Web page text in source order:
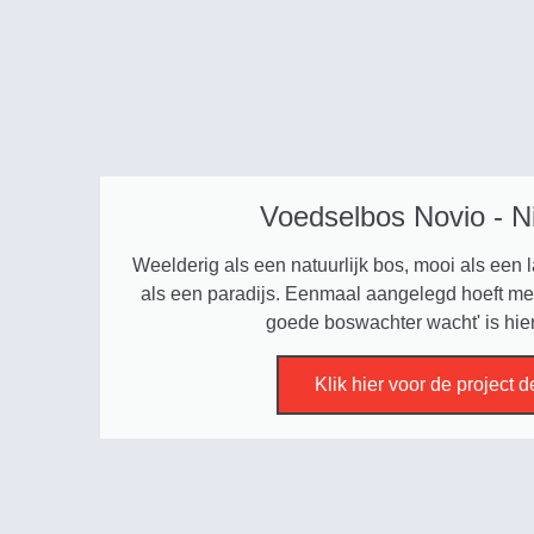
Voedselbos Novio -
Weelderig als een natuurlijk bos, mooi als een
als een paradijs. Eenmaal aangelegd hoeft
goede boswachter wacht' is
Klik hier voor de project